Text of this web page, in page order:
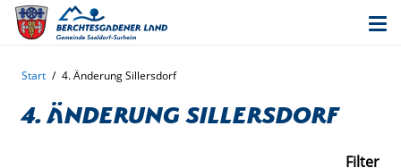
Start / 4. Änderung Sillersdorf
4. Änderung Sillersdorf
Filter